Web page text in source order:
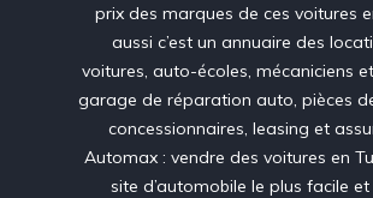
prix des marques de ces voitures
aussi c’est un annuaire des
voitures, auto-écoles, mécaniciens
garage de réparation auto, pièces
concessionnaires, leasing et
Automax : vendre des voitures en
site d’automobile le plus facile